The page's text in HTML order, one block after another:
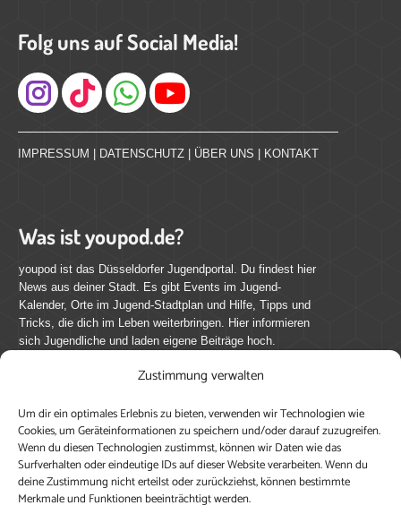
Zustimmung verwalten
Um dir ein optimales Erlebnis zu bieten, verwenden wir Technologien wie
Cookies, um Geräteinformationen zu speichern und/oder darauf zuzugreifen.
Wenn du diesen Technologien zustimmst, können wir Daten wie das
Surfverhalten oder eindeutige IDs auf dieser Website verarbeiten. Wenn du
deine Zustimmung nicht erteilst oder zurückziehst, können bestimmte
Merkmale und Funktionen beeinträchtigt werden.
Folg uns auf Social Media!
Instagram
IMPRESSUM DATENSCHUTZ ÜBER UNS KONTAKT
Was ist youpod.de?
youpod ist das Düsseldorfer Jugendportal. Du findest hier
News aus deiner Stadt. Es gibt Events im Jugend-
Kalender, Orte im Jugend-Stadtplan und Hilfe, Tipps und
Tricks, die dich im Leben weiterbringen. Hier informieren
sich Jugendliche und laden eigene Beiträge hoch.
Mach mit bei youpod.de!
youpod.de lebt von Menschen wie dir. Sammel
journalistische Erfahrung, teile deine Perspektive und
veröffentliche deine Beiträge auf youpod.de.Du musst
dich anmelden, um alle Funktionen nutzen zu können, ein
Profil anzulegen, eigene Beiträge hochzuladen und zu